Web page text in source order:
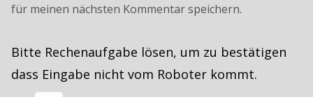
für meinen nächsten Kommentar speichern.
Bitte Rechenaufgabe lösen, um zu bestätigen
dass Eingabe nicht vom Roboter kommt.